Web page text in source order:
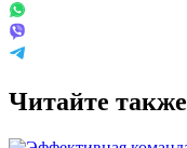
Читайте также